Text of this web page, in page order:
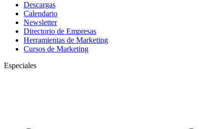
Descargas
Calendario
Newsletter
Directorio de Empresas
Herramientas de Marketing
Cursos de Marketing
Especiales